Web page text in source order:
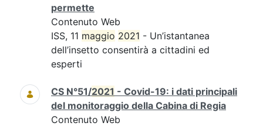
permette
Contenuto Web
ISS, 11 maggio 2021 - Un’istantanea
dell’insetto consentirà a cittadini ed
esperti
CS N°51/2021 - Covid-19: i dati principali
del monitoraggio della Cabina di Regia
Contenuto Web